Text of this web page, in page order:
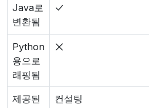
Java로
변환됨
Python
용으로
래핑됨
제공된
컨설팅